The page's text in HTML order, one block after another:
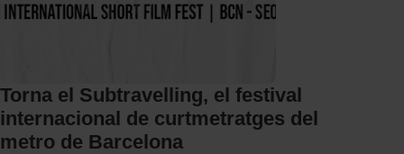
Torna el Subtravelling, el festival
internacional de curtmetratges del
metro de Barcelona